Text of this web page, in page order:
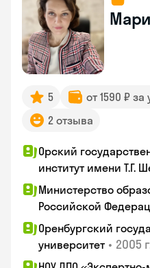
5 от 1590 ₽ за
2 отзыва
Орский
институт имени Т.Г.
Министерство
Российской
Оренбургский
университет • 2005